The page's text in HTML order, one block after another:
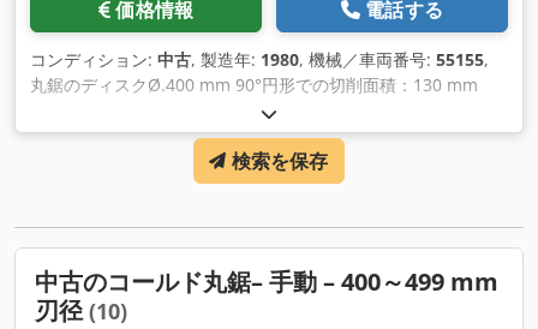
価格情報 電話する
コンディション: 中古, 製造年: 1980, 機械／車両番号: 55155,
丸鋸のディスクØ.400 mm 90°円形での切削面積：130 mm
90°角での切断面積: 200 x 80 bzw 315 x 40 mm Dedpjct Nc
Iefx Ac Isck 45°角のミッターでの切削面積：フラッハ/ホッカン
ト 180x70/100x60 mm 切断の速度: 19/28 m/min エンジン：
380V、1,7/2,6kW 必要なスペース。1100 x 1050 x 1620 mm
検索を保存
中古のコールド丸鋸– 手動 – 400～499 mm
刃径(10)